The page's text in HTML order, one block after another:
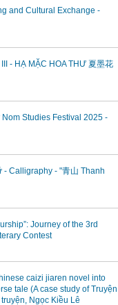
and Cultural Exchange -
- HẠ MẶC HOA THƯ 夏墨花
Studies Festival 2025 -
- Calligraphy - "青山 Thanh
Journey of the 3rd
Contest
caizi jiaren novel into
tale (A case study of Truyện
Ngọc Kiều Lê